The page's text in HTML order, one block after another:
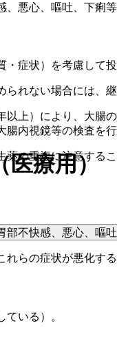
悪心、嘔吐、下痢等
症状）を考慮して投
れない場合には、継
上）により、大腸
内視鏡等の検査を
の重複に注意するこ
不快感、悪心、嘔
らの症状が悪化する
いる）。
医療用）